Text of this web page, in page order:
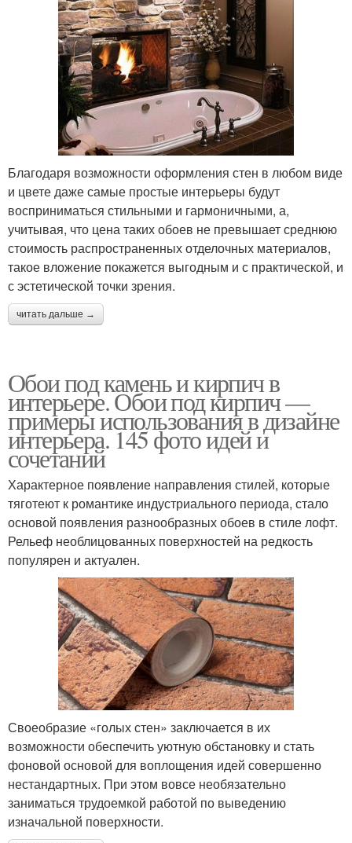
Благодаря возможности оформления стен в любом виде
и цвете даже самые простые интерьеры будут
восприниматься стильными и гармоничными, а,
учитывая, что цена таких обоев не превышает среднюю
стоимость распространенных отделочных материалов,
такое вложение покажется выгодным и с практической, и
с эстетической точки зрения.
читать дальше →
Обои под камень и кирпич в
интерьере. Обои под кирпич —
примеры использования в дизайне
интерьера. 145 фото идей и
сочетаний
Характерное появление направления стилей, которые
тяготеют к романтике индустриального периода, стало
основой появления разнообразных обоев в стиле лофт.
Рельеф необлицованных поверхностей на редкость
популярен и актуален.
Своеобразие «голых стен» заключается в их
возможности обеспечить уютную обстановку и стать
фоновой основой для воплощения идей совершенно
нестандартных. При этом вовсе необязательно
заниматься трудоемкой работой по выведению
изначальной поверхности.